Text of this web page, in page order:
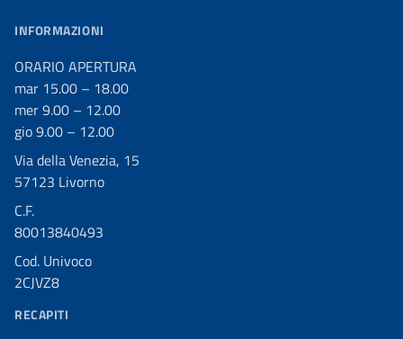
INFORMAZIONI
ORARIO APERTURA
mar 15.00 – 18.00
mer 9.00 – 12.00
gio 9.00 – 12.00
Via della Venezia, 15
57123 Livorno
C.F.
80013840493
Cod. Univoco
2CJVZ8
RECAPITI